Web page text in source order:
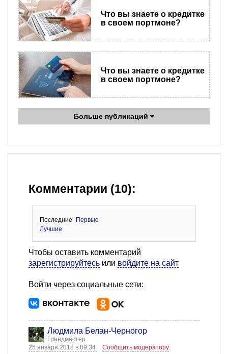
Что вы знаете о кредитке
в своем портмоне?
Что вы знаете о кредитке
в своем портмоне?
Больше публикаций
Комментарии (10):
Последние
Первые
Лучшие
Чтобы оставить комментарий
зарегистрируйтесь или войдите на сайт
Войти через социальные сети:
Людмила Белан-Черногор
Грандмастер
25 января 2018 в 09:34
Сообщить модератору